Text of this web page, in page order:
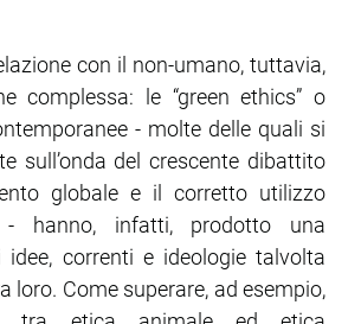
con il non-umano, tuttavia,
complessa: le “green ethics” o
- molte delle quali si
sull’onda del crescente dibattito
globale e il corretto utilizzo
- hanno, infatti, prodotto una
idee, correnti e ideologie talvolta
loro. Come superare, ad esempio,